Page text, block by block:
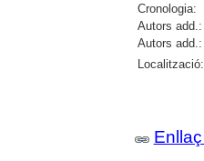
Cronologia:
Autors add.:
Autors add.:
Localització: